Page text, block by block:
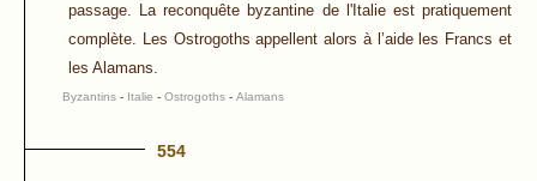
passage. La reconquête byzantine de l'Italie est pratiquement
complète. Les Ostrogoths appellent alors à l’aide les Francs et
les Alamans.
Byzantins - Italie - Ostrogoths - Alamans
554